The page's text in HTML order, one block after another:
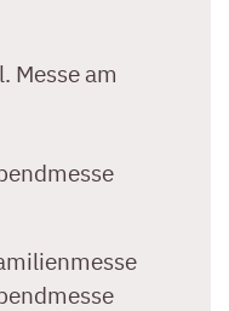
Messe am